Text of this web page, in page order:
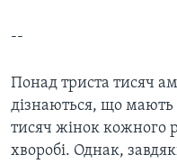
--
Понад триста тисяч
дізнаються, що
тисяч жінок кожного
хворобі. Однак,